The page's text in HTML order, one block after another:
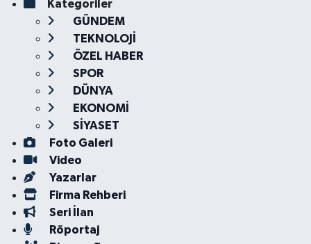
Kategoriler
GÜNDEM
TEKNOLOJİ
ÖZEL HABER
SPOR
DÜNYA
EKONOMİ
SİYASET
Foto Galeri
Video
Yazarlar
Firma Rehberi
Seri İlan
Röportaj